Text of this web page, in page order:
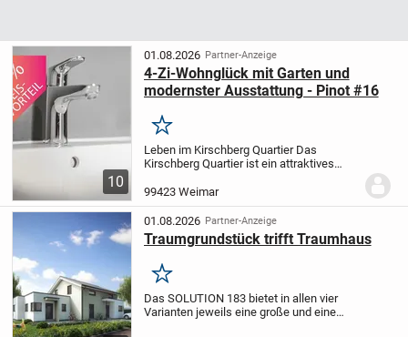
10
01.08.2026 Partner-Anzeige
4-Zi-Wohnglück mit Garten und
modernster Ausstattung - Pinot #16
Merken
Leben im Kirschberg Quartier Das
Kirschberg Quartier ist ein attraktives
Rosenthal-Straße in 99423
Weimar entsteht. Sowohl Paare als
auch Familien mit mehreren...
99423 Weimar
01.08.2026 Partner-Anzeige
Traumgrundstück trifft Traumhaus
Merken
Das SOLUTION 183 bietet in allen vier
Varianten jeweils eine große und eine